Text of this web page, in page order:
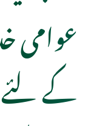
عوامی
کے لئے